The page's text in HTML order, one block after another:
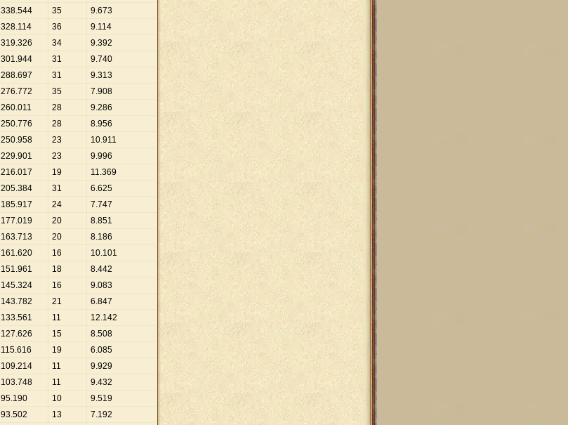
338.544 35 9.673
328.114 36 9.114
319.326 34 9.392
301.944 31 9.740
288.697 31 9.313
276.772 35 7.908
260.011 28 9.286
250.776 28 8.956
250.958 23 10.911
229.901 23 9.996
216.017 19 11.369
205.384 31 6.625
185.917 24 7.747
177.019 20 8.851
163.713 20 8.186
161.620 16 10.101
151.961 18 8.442
145.324 16 9.083
143.782 21 6.847
133.561 11 12.142
127.626 15 8.508
115.616 19 6.085
109.214 11 9.929
103.748 11 9.432
95.190 10 9.519
93.502 13 7.192